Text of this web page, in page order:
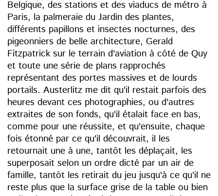
Belgique, des stations et des viaducs de métro à
Paris, la palmeraie du Jardin des plantes,
différents papillons et insectes nocturnes, des
pigeonniers de belle architecture, Gerald
Fitzpatrick sur le terrain d'aviation à côté de Quy
et toute une série de plans rapprochés
représentant des portes massives et de lourds
portails. Austerlitz me dit qu'il restait parfois des
heures devant ces photographies, ou d'autres
extraites de son fonds, qu'il étalait face en bas,
comme pour une réussite, et qu'ensuite, chaque
fois étonné par ce qu'il découvrait, il les
retournait une à une, tantôt les déplaçait, les
superposait selon un ordre dicté par un air de
famille, tantôt les retirait du jeu jusqu'à ce qu'il ne
reste plus que la surface grise de la table ou bien